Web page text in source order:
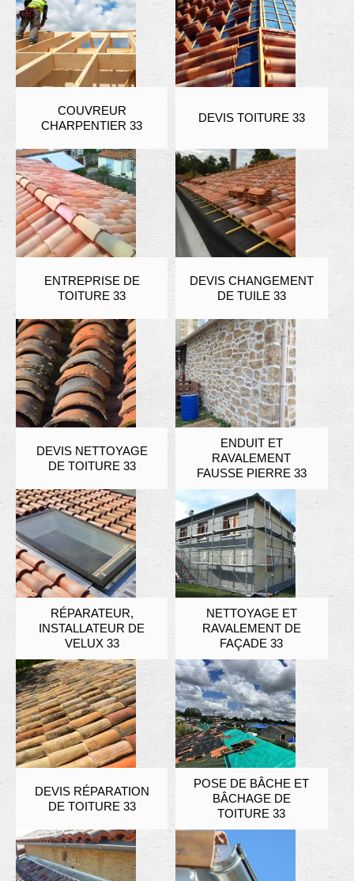
COUVREUR
CHARPENTIER 33
DEVIS TOITURE 33
ENTREPRISE DE
TOITURE 33
DEVIS CHANGEMENT
DE TUILE 33
DEVIS NETTOYAGE
DE TOITURE 33
ENDUIT ET
RAVALEMENT
FAUSSE PIERRE 33
RÉPARATEUR,
INSTALLATEUR DE
VELUX 33
NETTOYAGE ET
RAVALEMENT DE
FAÇADE 33
DEVIS RÉPARATION
DE TOITURE 33
POSE DE BÂCHE ET
BÂCHAGE DE
TOITURE 33